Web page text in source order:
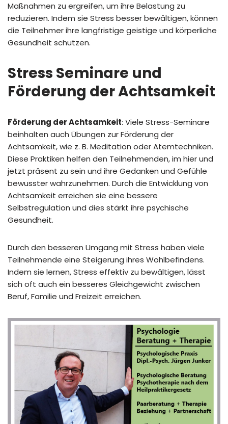
Maßnahmen zu ergreifen, um ihre Belastung zu
reduzieren. Indem sie Stress besser bewältigen, können
die Teilnehmer ihre langfristige geistige und körperliche
Gesundheit schützen.
Stress Seminare und
Förderung der Achtsamkeit
Förderung der Achtsamkeit: Viele Stress-Seminare
beinhalten auch Übungen zur Förderung der
Achtsamkeit, wie z. B. Meditation oder Atemtechniken.
Diese Praktiken helfen den Teilnehmenden, im hier und
jetzt präsent zu sein und ihre Gedanken und Gefühle
bewusster wahrzunehmen. Durch die Entwicklung von
Achtsamkeit erreichen sie eine bessere
Selbstregulation und dies stärkt ihre psychische
Gesundheit.
Durch den besseren Umgang mit Stress haben viele
Teilnehmende eine Steigerung ihres Wohlbefindens.
Indem sie lernen, Stress effektiv zu bewältigen, lässt
sich oft auch ein besseres Gleichgewicht zwischen
Beruf, Familie und Freizeit erreichen.